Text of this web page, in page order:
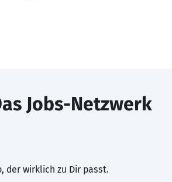
Jobs-Netzwerk
der wirklich zu Dir passt.